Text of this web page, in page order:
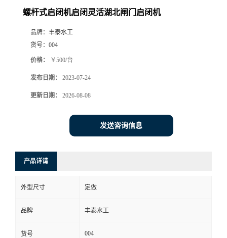
螺杆式启闭机启闭灵活湖北闸门启闭机
品牌： 丰泰水工
货号： 004
价格： ￥500/台
发布日期： 2023-07-24
更新日期： 2026-08-08
发送咨询信息
产品详请
外型尺寸 定做
品牌 丰泰水工
货号 004